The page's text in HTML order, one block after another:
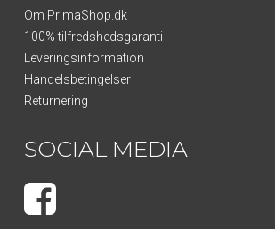
Om PrimaShop.dk
100% tilfredshedsgaranti
Leveringsinformation
Handelsbetingelser
Returnering
SOCIAL MEDIA